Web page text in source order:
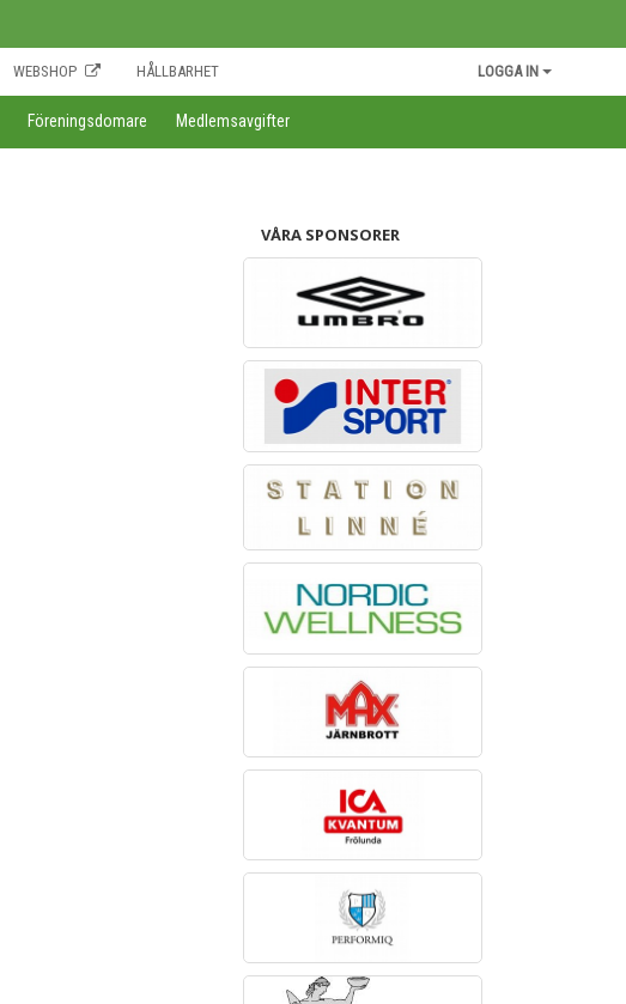
WEBSHOP HÅLLBARHET LOGGA IN
Föreningsdomare Medlemsavgifter
VÅRA SPONSORER